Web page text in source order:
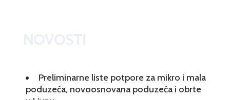
Preliminarne liste potpore za mikro i mala
poduzeća, novoosnovana poduzeća i obrte